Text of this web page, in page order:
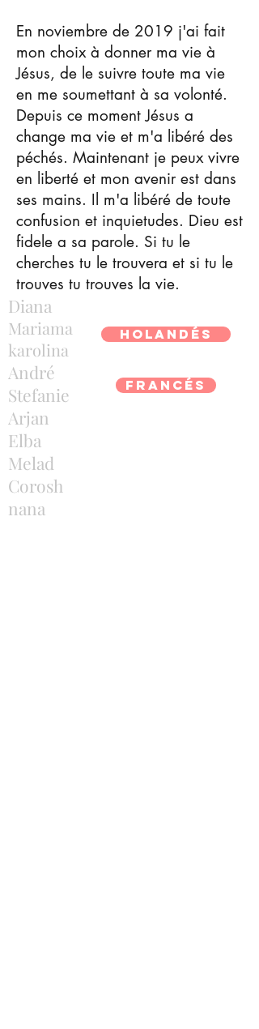
En noviembre de 2019 j'ai fait
mon choix à donner ma vie à
Jésus, de le suivre toute ma vie
en me soumettant à sa volonté.
Depuis ce moment Jésus a
change ma vie et m'a libéré des
péchés. Maintenant je peux vivre
en liberté et mon avenir est dans
ses mains. Il m'a libéré de toute
confusion et inquietudes. Dieu est
fidele a sa parole. Si tu le
cherches tu le trouvera et si tu le
trouves tu trouves la vie.
Diana
Mariama
karolina
holandés
André
Stefanie
Arjan
francés
Elba
Melad
Corosh
nana